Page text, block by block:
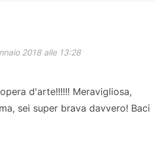
2018 alle 13:28
d'arte!!!!!! Meravigliosa,
sei super brava davvero! Baci